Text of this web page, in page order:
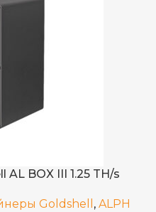
Китай
BOX III 1.25 TH/s
Goldshell , ALPH